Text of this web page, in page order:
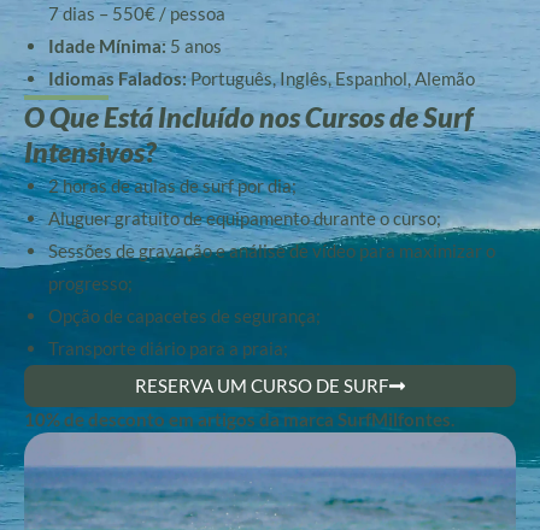
7 dias – 550€ / pessoa
Idade Mínima: 5 anos
Idiomas Falados:Português, Inglês, Espanhol, Alemão
O Que Está Incluído nos Cursos de Surf
Intensivos?
2 horas de aulas de surf por dia;
Aluguer gratuito de equipamento durante o curso;
Sessões de gravação e análise de vídeo para maximizar o
progresso;
Opção de capacetes de segurança;
Transporte diário para a praia;
RESERVA UM CURSO DE SURF
10% de desconto em artigos da marca SurfMilfontes.